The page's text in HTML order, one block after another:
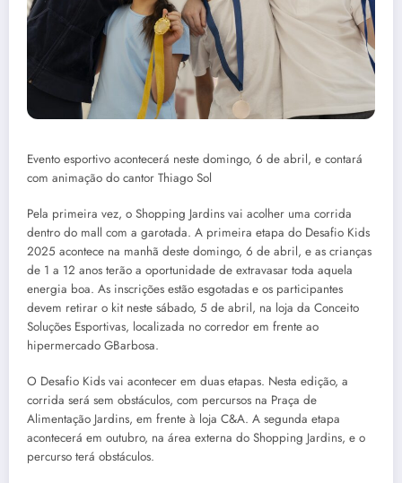
Evento esportivo acontecerá neste domingo, 6 de abril, e contará
com animação do cantor Thiago Sol
Pela primeira vez, o Shopping Jardins vai acolher uma corrida
dentro do mall com a garotada. A primeira etapa do Desafio Kids
2025 acontece na manhã deste domingo, 6 de abril, e as crianças
de 1 a 12 anos terão a oportunidade de extravasar toda aquela
energia boa. As inscrições estão esgotadas e os participantes
devem retirar o kit neste sábado, 5 de abril, na loja da Conceito
Soluções Esportivas, localizada no corredor em frente ao
hipermercado GBarbosa.
O Desafio Kids vai acontecer em duas etapas. Nesta edição, a
corrida será sem obstáculos, com percursos na Praça de
Alimentação Jardins, em frente à loja C&A. A segunda etapa
acontecerá em outubro, na área externa do Shopping Jardins, e o
percurso terá obstáculos.